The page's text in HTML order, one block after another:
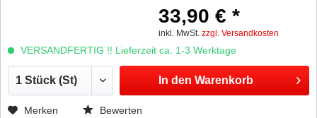
33,90 € *
inkl. MwSt. zzgl. Versandkosten
VERSANDFERTIG !! Lieferzeit ca. 1-3 Werktage
In den Warenkorb
Merken Bewerten